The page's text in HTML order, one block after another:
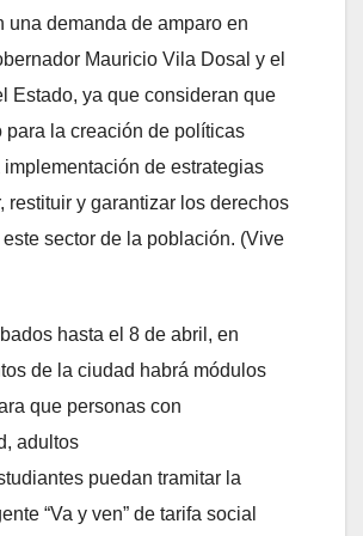
una demanda de amparo en
Mauricio Vila Dosal y el
Estado, ya que consideran que
para la creación de políticas
de estrategias
restituir y garantizar los derechos
sector de la población. (Vive
hasta el 8 de abril, en
de la ciudad habrá módulos
que personas con
adultos
puedan tramitar la
“Va y ven” de tarifa social